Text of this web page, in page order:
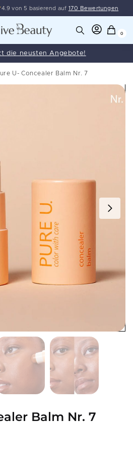
4.9 von 5 basierend auf 170 Bewertungen
0
die neusten Angebote!
U- Concealer Balm Nr. 7
Balm Nr. 7